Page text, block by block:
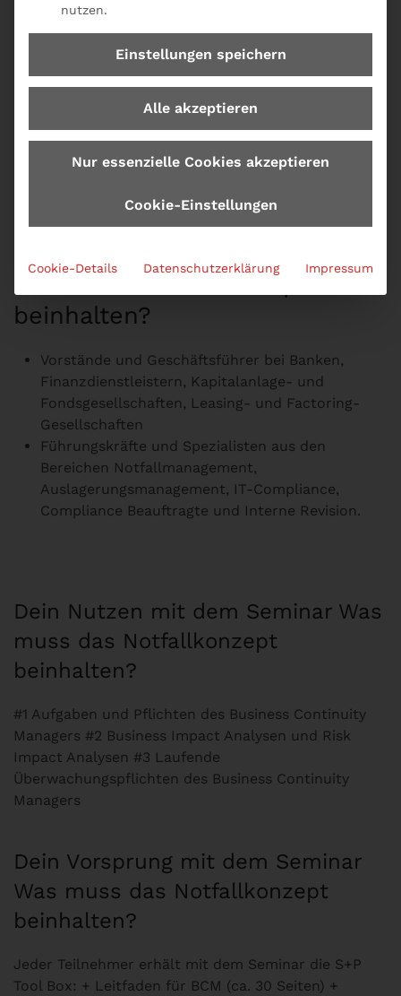
muss das Notfallkonzept
beinhalten?
Vorstände und Geschäftsführer bei Banken,
Finanzdienstleistern, Kapitalanlage- und
Fondsgesellschaften, Leasing- und Factoring-
Gesellschaften
Führungskräfte und Spezialisten aus den
Bereichen Notfallmanagement,
Auslagerungsmanagement, IT-Compliance,
Compliance Beauftragte und Interne Revision.
Dein Nutzen mit dem Seminar Was
muss das Notfallkonzept
beinhalten?
#1 Aufgaben und Pflichten des Business Continuity
Managers #2 Business Impact Analysen und Risk
Impact Analysen #3 Laufende
Überwachungspflichten des Business Continuity
Managers
Dein Vorsprung mit dem Seminar
Was muss das Notfallkonzept
beinhalten?
Jeder Teilnehmer erhält mit dem Seminar die S+P
Tool Box: + Leitfaden für BCM (ca. 30 Seiten) +
nutzen.
Einstellungen speichern
Alle akzeptieren
Nur essenzielle Cookies akzeptieren
Cookie-Einstellungen
Cookie-Details Datenschutzerklärung Impressum